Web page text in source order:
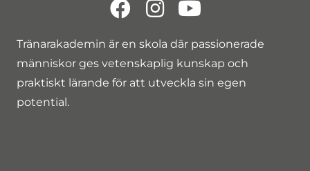
Tränarakademin är en skola där passionerade
människor ges vetenskaplig kunskap och
praktiskt lärande för att utveckla sin egen
potential.